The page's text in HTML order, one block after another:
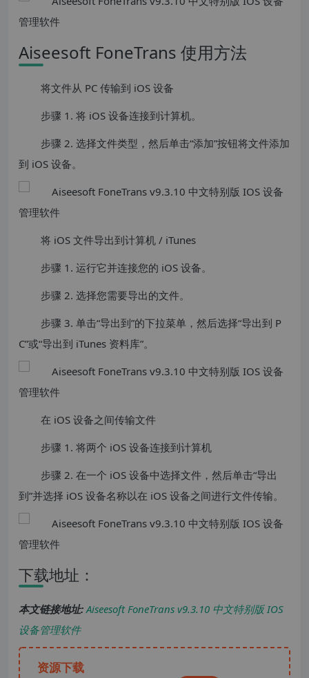
Aiseesoft FoneTrans 使用方法
将文件从 PC 传输到 iOS 设备
步骤 1. 将 iOS 设备连接到计算机。
步骤 2. 选择文件类型，然后单击“添加”按钮将文件添加
到 iOS 设备。
将 iOS 文件导出到计算机 / iTunes
步骤 1. 运行它并连接您的 iOS 设备。
步骤 2. 选择您需要导出的文件。
步骤 3. 单击“导出到”的下拉菜单，然后选择“导出到 P
C”或“导出到 iTunes 资料库”。
在 iOS 设备之间传输文件
步骤 1. 将两个 iOS 设备连接到计算机
步骤 2. 在一个 iOS 设备中选择文件，然后单击“导出
到”并选择 iOS 设备名称以在 iOS 设备之间进行文件传输。
下载地址：
本文链接地址: Aiseesoft FoneTrans v9.3.10 中文特别版 IOS
设备管理软件
资源下载